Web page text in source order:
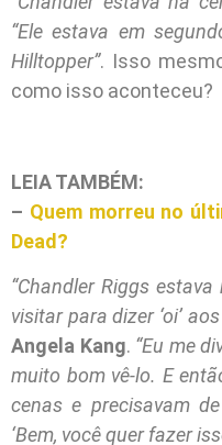
“Ele estava em
Hilltopper”. Isso
como isso aconteceu?
LEIA TAMBÉM:
– Quem morreu no
Dead?
“Chandler Riggs
visitar para dizer ‘oi’
Angela Kang. “Eu me
muito bom vê-lo. E
cenas e precisavam
‘Bem, você quer fazer